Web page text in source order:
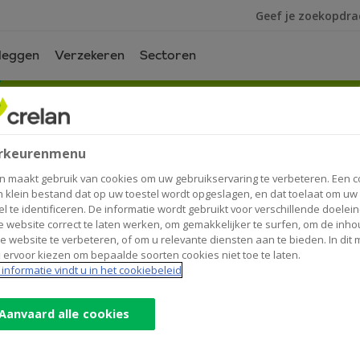
Ik ben op zoek
Verzekeren Sectoren
platform voor
Belgische banken voor internetbankieren en e-
maakt gebruik van cookies om uw gebruikservaring te verbeteren. Een
klein bestand dat op uw toestel wordt opgeslagen, en dat toelaat om uw
te identificeren. De informatie wordt gebruikt voor verschillende
website correct te laten werken, om gemakkelijker te surfen, om de
website te verbeteren, of om u relevante diensten aan te bieden. In dit
ervoor kiezen om bepaalde soorten cookies niet toe te laten.
vindt u in het cookiebeleid
alle cookies